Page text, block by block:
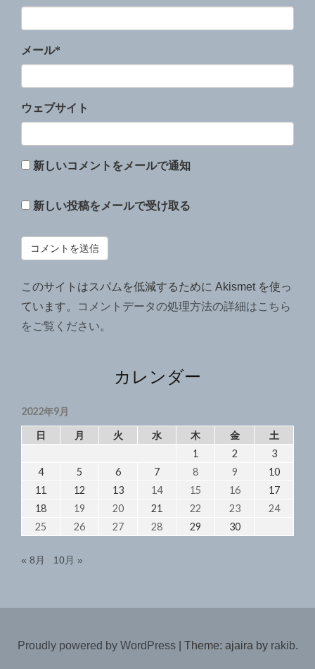
メール*
ウェブサイト
新しいコメントをメールで通知
新しい投稿をメールで受け取る
このサイトはスパムを低減するために Akismet を使っ
ています。
コメントデータの処理方法の詳細はこちら
をご覧ください。
カレンダー
2022年9月
日
月 火 水 木 金
土
1
2
3
4
5 6 7 8 9
10
11
12 13 14 15 16
17
18
19 20 21 22 23
24
25
26 27 28 29 30
« 8月 10月 »
Proudly powered by WordPress Theme: ajaira by rakib.